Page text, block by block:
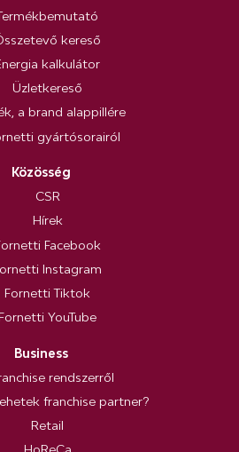
kereső
kalkulátor
Üzletkereső
a brand alappillére
gyártósorairól
Közösség
CSR
Hírek
Facebook
Instagram
Fornetti Tiktok
Fornetti YouTube
Business
rendszerről
franchise partner?
Retail